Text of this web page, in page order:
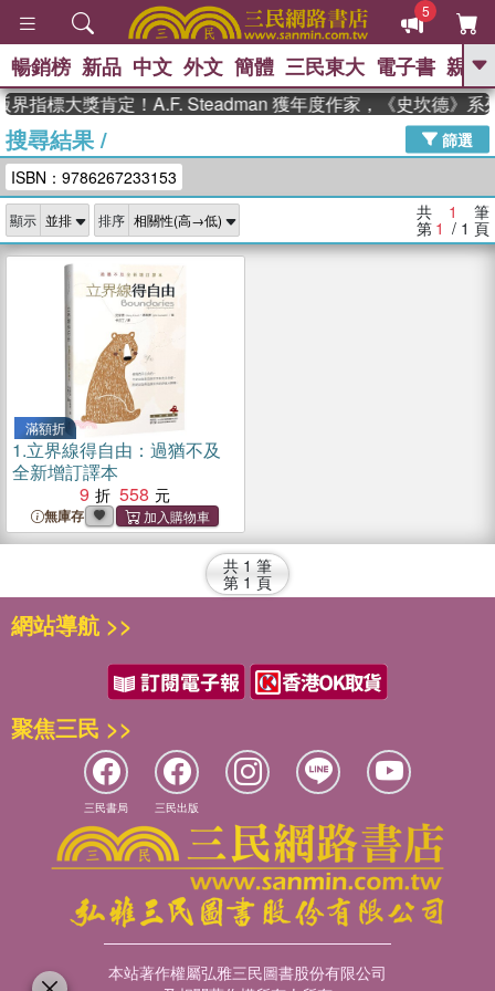
5
GO
高希均教授回憶錄
、 The Odyssey 、 父親節 、 如果歷
獎 臺灣漫遊錄 、 方念華 、 台灣的李
登輝時代
數學女孩：黎曼猜想 、
偉大的迷走神經
暢銷榜 新品 中文 外文 簡體 三民東大 電子書 親子
指標大獎肯定！A.F. Steadman 獲年度作家，《史坎德》系
搜尋結果/
篩選
ISBN：9786267233153
顯示 排序 共 1 筆
第 1 / 1 頁
滿額折
1.立界線得自由：過猶不及
全新增訂譯本
9
558
無庫存
共 1 筆
第 1 頁
網站導航 >>
聚焦三民 >>
三民書局 三民出版
本站著作權屬弘雅三民圖書股份有限公司